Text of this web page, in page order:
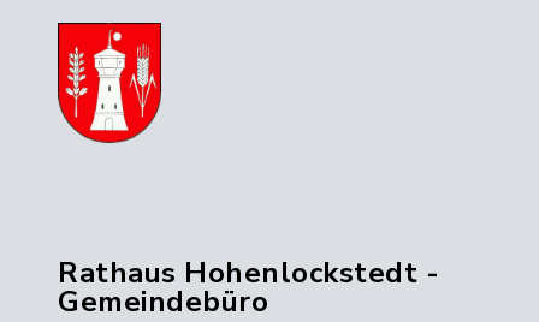
Rathaus Hohenlockstedt -
Gemeindebüro